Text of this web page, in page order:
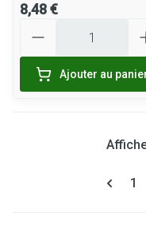
8,48 €
Ajouter au
1